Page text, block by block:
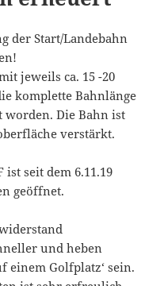
der Start/Landebahn
jeweils ca. 15 -20
komplette Bahnlänge
worden. Die Bahn ist
verstärkt.
seit dem 6.11.19
geöffnet.
und heben
einem Golfplatz‘ sein.